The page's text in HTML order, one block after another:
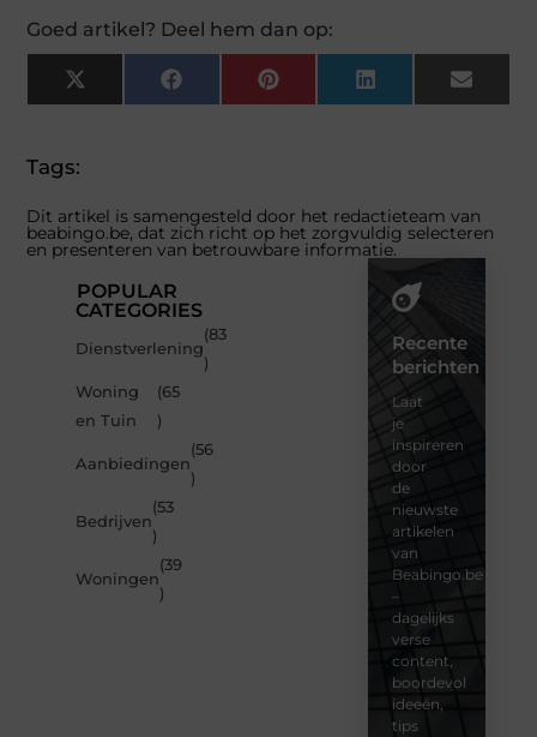
Goed artikel? Deel hem dan op:
X
(Twitter)
FacebookPinterestLinkedInEmail
Tags:
Dit artikel is samengesteld door het redactieteam van
beabingo.be, dat zich richt op het zorgvuldig selecteren
en presenteren van betrouwbare informatie.
POPULAR
CATEGORIES
Dienstverlening
(83
)
Woning
en Tuin
(65
)
Aanbiedingen
(56
)
Bedrijven
(53
)
Woningen
(39
)
Recente
berichten
Laat
je
inspireren
door
de
nieuwste
artikelen
van
Beabingo.be
–
dagelijks
verse
content,
boordevol
ideeën,
tips